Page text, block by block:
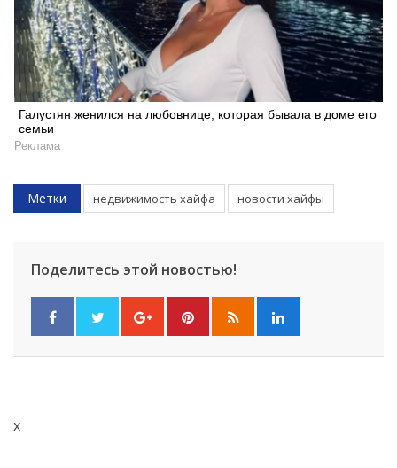
Искать
Галустян женился на любовнице, которая бывала в доме его
семьи
Реклама
Метки недвижимость хайфа новости хайфы
Поделитесь этой новостью!
x